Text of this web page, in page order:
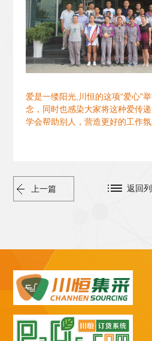
爱是一缕阳光,川恒的这项“爱心”
念，同时也感染大家将这种爱传
学会帮助别人，营造更好的工作氛
上一篇 返回